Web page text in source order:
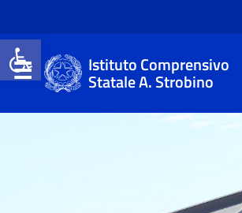
Open toolbarIstituto Comprensivo
Statale A. Strobino